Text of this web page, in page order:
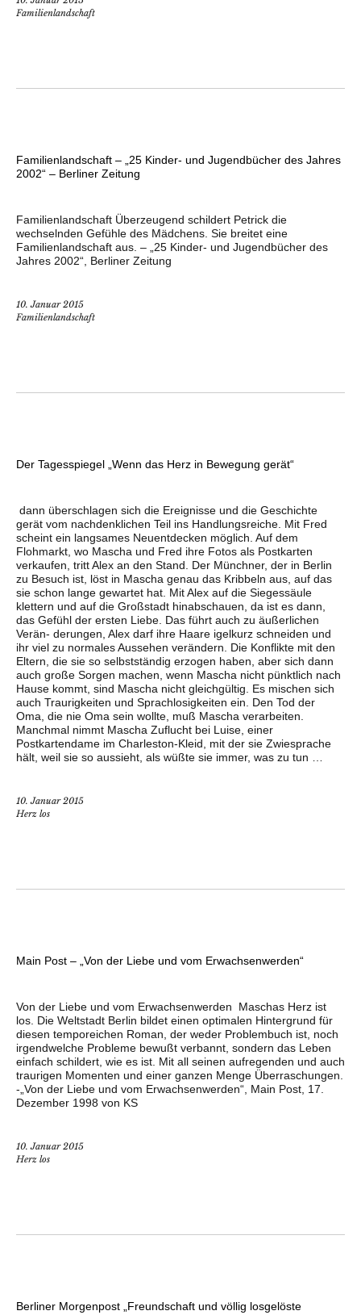
Familienlandschaft
Familienlandschaft – „25 Kinder- und Jugendbücher des Jahres
2002“ – Berliner Zeitung
Familienlandschaft Überzeugend schildert Petrick die
wechselnden Gefühle des Mädchens. Sie breitet eine
Familienlandschaft aus. – „25 Kinder- und Jugendbücher des
Jahres 2002“, Berliner Zeitung
10. Januar 2015
Familienlandschaft
Der Tagesspiegel „Wenn das Herz in Bewegung gerät“
dann überschlagen sich die Ereignisse und die Geschichte
gerät vom nachdenklichen Teil ins Handlungsreiche. Mit Fred
scheint ein langsames Neuentdecken möglich. Auf dem
Flohmarkt, wo Mascha und Fred ihre Fotos als Postkarten
verkaufen, tritt Alex an den Stand. Der Münchner, der in Berlin
zu Besuch ist, löst in Mascha genau das Kribbeln aus, auf das
sie schon lange gewartet hat. Mit Alex auf die Siegessäule
klettern und auf die Großstadt hinabschauen, da ist es dann,
das Gefühl der ersten Liebe. Das führt auch zu äußerlichen
Verän- derungen, Alex darf ihre Haare igelkurz schneiden und
ihr viel zu normales Aussehen verändern. Die Konflikte mit den
Eltern, die sie so selbstständig erzogen haben, aber sich dann
auch große Sorgen machen, wenn Mascha nicht pünktlich nach
Hause kommt, sind Mascha nicht gleichgültig. Es mischen sich
auch Traurigkeiten und Sprachlosigkeiten ein. Den Tod der
Oma, die nie Oma sein wollte, muß Mascha verarbeiten.
Manchmal nimmt Mascha Zuflucht bei Luise, einer
Postkartendame im Charleston-Kleid, mit der sie Zwiesprache
hält, weil sie so aussieht, als wüßte sie immer, was zu tun …
10. Januar 2015
Herz los
Main Post – „Von der Liebe und vom Erwachsenwerden“
Von der Liebe und vom Erwachsenwerden Maschas Herz ist
los. Die Weltstadt Berlin bildet einen optimalen Hintergrund für
diesen temporeichen Roman, der weder Problembuch ist, noch
irgendwelche Probleme bewußt verbannt, sondern das Leben
einfach schildert, wie es ist. Mit all seinen aufregenden und auch
traurigen Momenten und einer ganzen Menge Überraschungen.
-„Von der Liebe und vom Erwachsenwerden“, Main Post, 17.
Dezember 1998 von KS
10. Januar 2015
Herz los
Berliner Morgenpost „Freundschaft und völlig losgelöste